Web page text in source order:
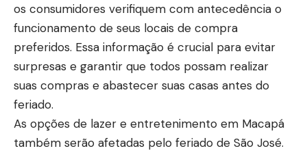
os consumidores verifiquem com antecedência o
funcionamento de seus locais de compra
preferidos. Essa informação é crucial para evitar
surpresas e garantir que todos possam realizar
suas compras e abastecer suas casas antes do
feriado.
As opções de lazer e entretenimento em Macapá
também serão afetadas pelo feriado de São José.